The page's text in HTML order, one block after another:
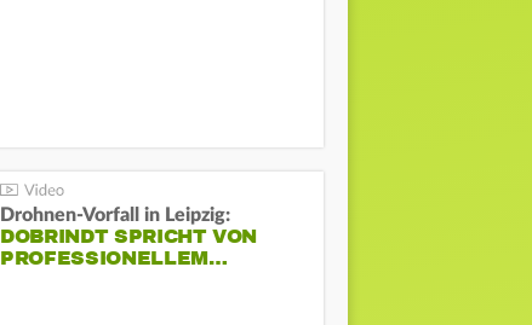
Drohnen-Vorfall in Leipzig:
DOBRINDT SPRICHT VON
PROFESSIONELLEM…